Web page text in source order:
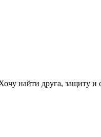
найти друга, защиту